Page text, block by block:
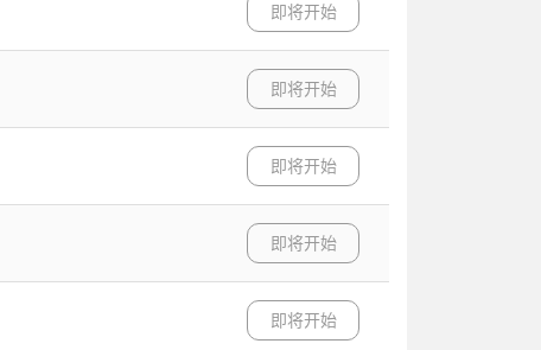
即将开始
即将开始
即将开始
即将开始
即将开始